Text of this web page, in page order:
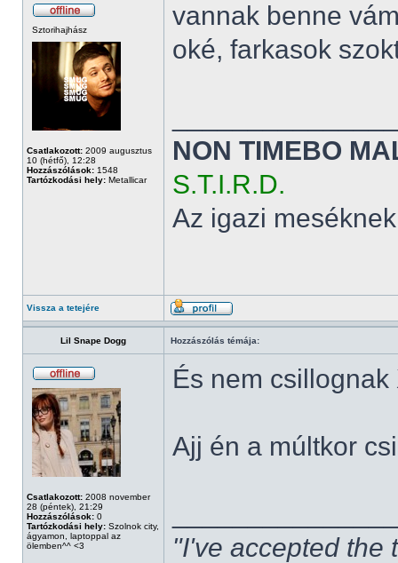
Sztorihajhász
Csatlakozott: 2009 augusztus
10 (hétfő), 12:28
Hozzászólások: 1548
Tartózkodási hely: Metallicar
vannak benne
oké, farkasok
NON TIMEBO
S.T.I.R.D.
Az igazi
Vissza a tetejére
Lil Snape Dogg Hozzászólás témája:
Csatlakozott: 2008 november
28 (péntek), 21:29
Hozzászólások: 0
Tartózkodási hely: Szolnok city,
ágyamon, laptoppal az
ölemben^^ <3
És nem csillognak
Ajj én a múltkor
"I've accepted the